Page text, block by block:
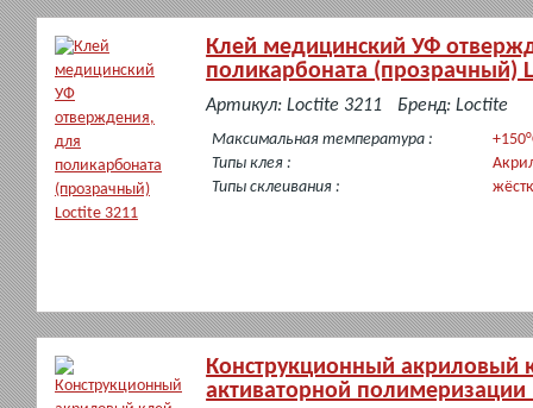
Клей медицинский УФ
поликарбоната (прозрачный)
в
Артикул: Loctite 3211 Бренд: Loctite
Максимальная температура :
Типы клея :
Типы склеивания :
Конструкционный акриловый
активаторной полимеризации